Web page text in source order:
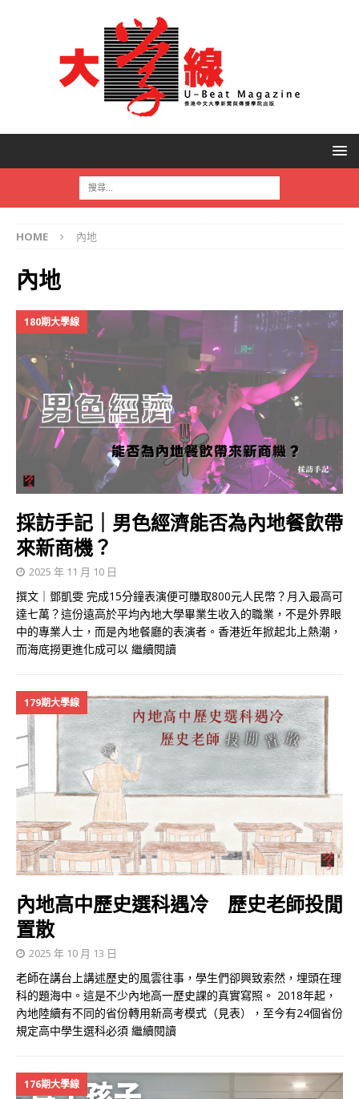
HOME 內地
內地
180期大學線
採訪手記｜男色經濟能否為內地餐飲帶
來新商機？
2025 年 11 月 10 日
撰文｜鄧凱雯 完成15分鐘表演便可賺取800元人民幣？月入最高可
達七萬？這份遠高於平均內地大學畢業生收入的職業，不是外界眼
中的專業人士，而是內地餐廳的表演者。香港近年掀起北上熱潮，
而海底撈更進化成可以 繼續閱讀
179期大學線
內地高中歷史選科遇冷 歷史老師投閒
置散
2025 年 10 月 13 日
老師在講台上講述歷史的風雲往事，學生們卻興致索然，埋頭在理
科的題海中。這是不少內地高一歷史課的真實寫照。 2018年起，
內地陸續有不同的省份轉用新高考模式（見表），至今有24個省份
規定高中學生選科必須 繼續閱讀
176期大學線